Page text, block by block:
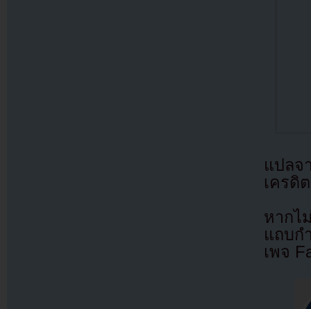
แปล
เครดิ
หากไ
แถบก
เพจ